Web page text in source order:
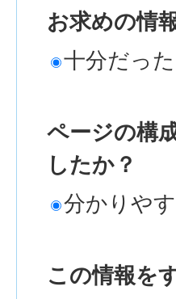
お求めの情
十分だった
ページの構
したか？
分かりや
この情報を